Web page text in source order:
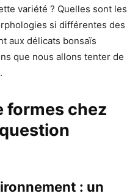
variété ? Quelles sont les
si différentes des
aux délicats bonsaïs
que nous allons tenter de
formes chez
: un